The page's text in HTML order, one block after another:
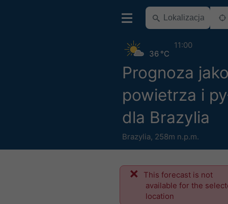
Prognoza
powietrza i
dla Brazylia
Brazylia, 258m n.p.m.
36 °C
11:00
This forecast is not
available for the
location